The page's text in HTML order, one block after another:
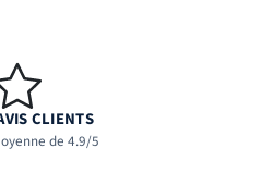
CLIENTS
de 4.9/5